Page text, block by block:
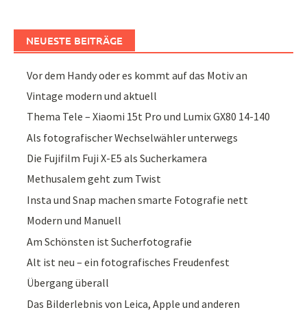
NEUESTE BEITRÄGE
Vor dem Handy oder es kommt auf das Motiv an
Vintage modern und aktuell
Thema Tele – Xiaomi 15t Pro und Lumix GX80 14-140
Als fotografischer Wechselwähler unterwegs
Die Fujifilm Fuji X-E5 als Sucherkamera
Methusalem geht zum Twist
Insta und Snap machen smarte Fotografie nett
Modern und Manuell
Am Schönsten ist Sucherfotografie
Alt ist neu – ein fotografisches Freudenfest
Übergang überall
Das Bilderlebnis von Leica, Apple und anderen